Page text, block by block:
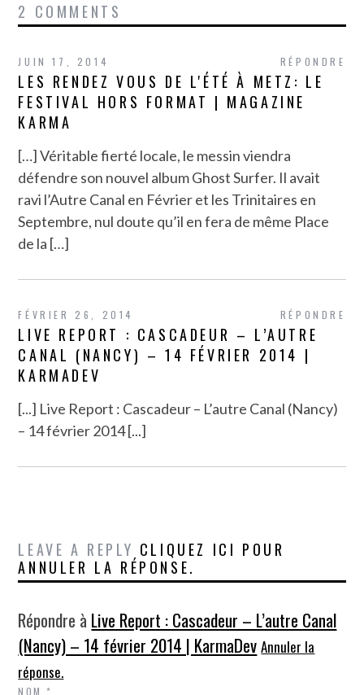
2 COMMENTS
RÉPONDRE
JUIN 17, 2014
LES RENDEZ VOUS DE L'ÉTÉ À METZ: LE
FESTIVAL HORS FORMAT | MAGAZINE
KARMA
[…] Véritable fierté locale, le messin viendra
défendre son nouvel album Ghost Surfer. Il avait
ravi l’Autre Canal en Février et les Trinitaires en
Septembre, nul doute qu’il en fera de même Place
de la […]
RÉPONDRE
FÉVRIER 26, 2014
LIVE REPORT : CASCADEUR – L’AUTRE
CANAL (NANCY) – 14 FÉVRIER 2014 |
KARMADEV
[...] Live Report : Cascadeur – L’autre Canal (Nancy)
– 14 février 2014 [...]
LEAVE A REPLY CLIQUEZ ICI POUR
ANNULER LA RÉPONSE.
Répondre à Live Report : Cascadeur – L’autre Canal
(Nancy) – 14 février 2014 | KarmaDev Annuler la
réponse.
NOM*